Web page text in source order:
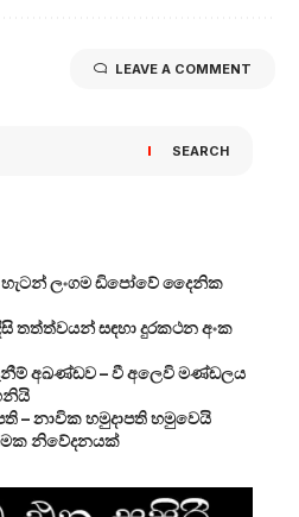
LEAVE A COMMENT
SEARCH
ලංගම ඩිපෝවේ දෛනික
තත්ත්වයන් සඳහා දුරකථන අංක
අඛණ්ඩව – වී අලෙවි මණ්ඩලය
– නාවික හමුදාපති හමුවෙයි
නිවේදනයක්